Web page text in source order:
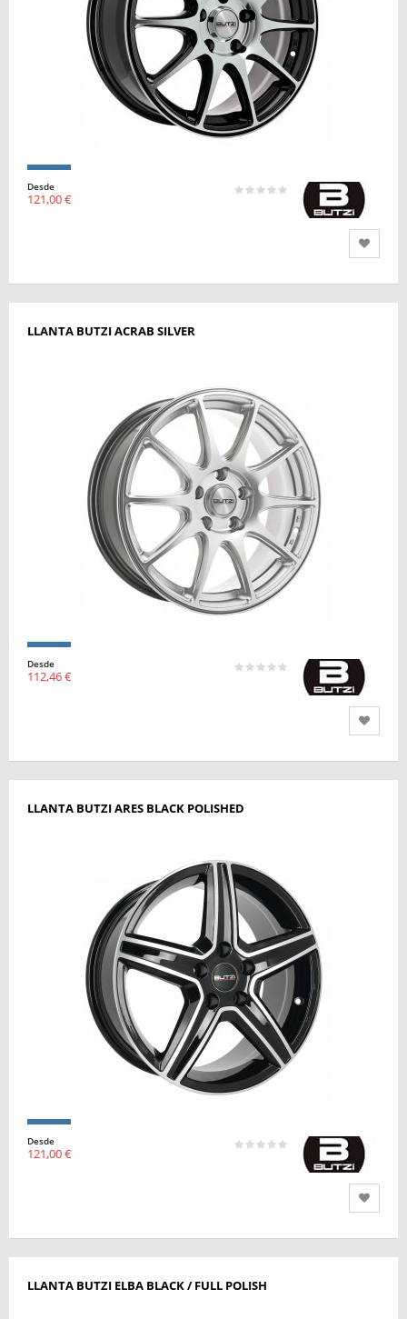
Desde
121,00 €
LLANTA BUTZI ACRAB SILVER
Desde
112,46 €
LLANTA BUTZI ARES BLACK POLISHED
Desde
121,00 €
LLANTA BUTZI ELBA BLACK / FULL POLISH